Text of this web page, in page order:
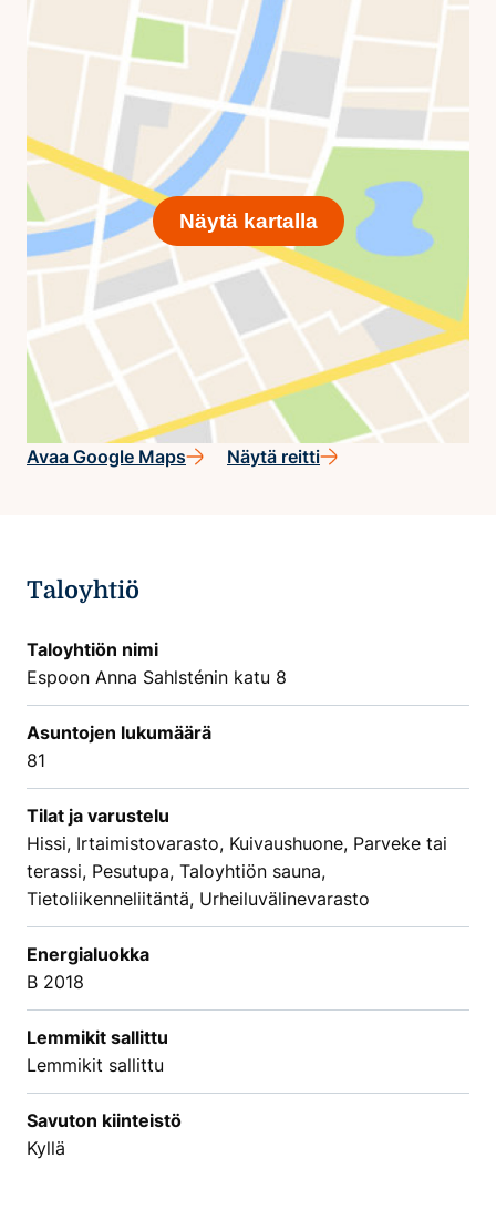
Näytä kartalla
Avaa Google Maps Näytä reitti
Taloyhtiö
Taloyhtiön nimi
Espoon Anna Sahlsténin katu 8
Asuntojen lukumäärä
81
Tilat ja varustelu
Hissi, Irtaimistovarasto, Kuivaushuone, Parveke tai
terassi, Pesutupa, Taloyhtiön sauna,
Tietoliikenneliitäntä, Urheiluvälinevarasto
Energialuokka
B 2018
Lemmikit sallittu
Lemmikit sallittu
Savuton kiinteistö
Kyllä